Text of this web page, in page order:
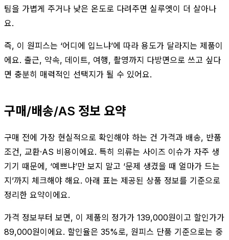
팀을 가볍게 주거나 낮은 온도로 다려주면 실루엣이 더 살아나
요.
즉, 이 원피스는 ‘어디에 입느냐’에 따라 용도가 달라지는 제품이
에요. 출근, 약속, 데이트, 여행, 촬영까지 다방면으로 쓰고 싶다
면 충분히 매력적인 선택지가 될 수 있어요.
구매/배송/AS 정보 요약
구매 전에 가장 현실적으로 확인해야 하는 건 가격과 배송, 반품
조건, 교환·AS 비용이에요. 특히 의류는 사이즈 이슈가 자주 생
기기 때문에, ‘예쁘냐’만 보지 말고 ‘문제 생겼을 때 얼마가 드는
지’까지 체크해야 해요. 아래 표는 제공된 상품 정보를 기준으로
정리한 요약이에요.
가격 정보부터 보면, 이 제품의 정가가 139,000원이고 할인가가
89,000원이에요. 할인율은 35%로, 원피스 단품 기준으로는 중